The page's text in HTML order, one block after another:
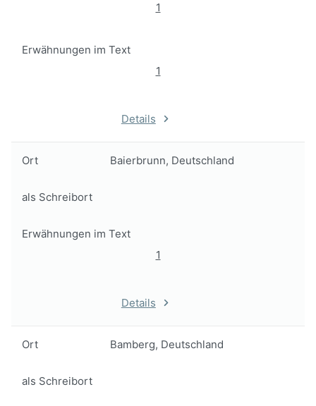
1
Erwähnungen im Text
1
Details
Ort Baierbrunn, Deutschland
als Schreibort
Erwähnungen im Text
1
Details
Ort Bamberg, Deutschland
als Schreibort